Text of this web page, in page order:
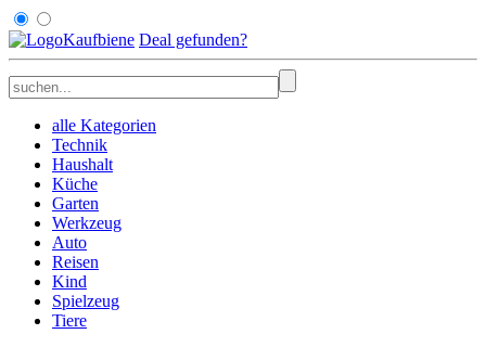
Kaufbiene Deal gefunden?
alle Kategorien
Technik
Haushalt
Küche
Garten
Werkzeug
Auto
Reisen
Kind
Spielzeug
Tiere